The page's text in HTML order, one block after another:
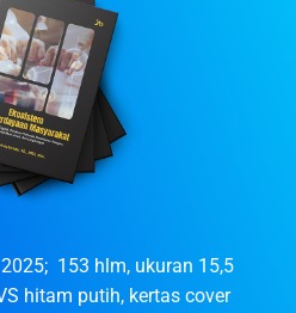
153 hlm, ukuran 15,5
hitam putih, kertas cover